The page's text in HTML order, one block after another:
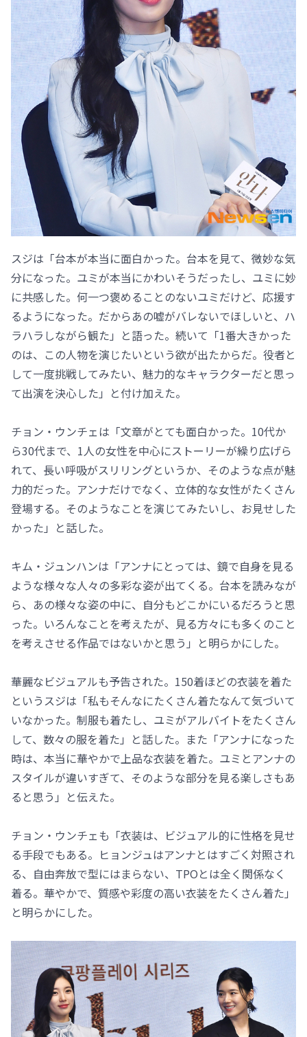
スジは「台本が本当に面白かった。台本を見て、微妙な気
分になった。ユミが本当にかわいそうだったし、ユミに妙
に共感した。何一つ褒めることのないユミだけど、応援す
るようになった。だからあの嘘がバレないでほしいと、ハ
ラハラしながら観た」と語った。続いて「1番大きかった
のは、この人物を演じたいという欲が出たからだ。役者と
して一度挑戦してみたい、魅力的なキャラクターだと思っ
て出演を決心した」と付け加えた。
チョン・ウンチェは「文章がとても面白かった。10代か
ら30代まで、1人の女性を中心にストーリーが繰り広げら
れて、長い呼吸がスリリングというか、そのような点が魅
力的だった。アンナだけでなく、立体的な女性がたくさん
登場する。そのようなことを演じてみたいし、お見せした
かった」と話した。
キム・ジュンハンは「アンナにとっては、鏡で自身を見る
ような様々な人々の多彩な姿が出てくる。台本を読みなが
ら、あの様々な姿の中に、自分もどこかにいるだろうと思
った。いろんなことを考えたが、見る方々にも多くのこと
を考えさせる作品ではないかと思う」と明らかにした。
華麗なビジュアルも予告された。150着ほどの衣装を着た
というスジは「私もそんなにたくさん着たなんて気づいて
いなかった。制服も着たし、ユミがアルバイトをたくさん
して、数々の服を着た」と話した。また「アンナになった
時は、本当に華やかで上品な衣装を着た。ユミとアンナの
スタイルが違いすぎて、そのような部分を見る楽しさもあ
ると思う」と伝えた。
チョン・ウンチェも「衣装は、ビジュアル的に性格を見せ
る手段でもある。ヒョンジュはアンナとはすごく対照され
る、自由奔放で型にはまらない、TPOとは全く関係なく
着る。華やかで、質感や彩度の高い衣装をたくさん着た」
と明らかにした。